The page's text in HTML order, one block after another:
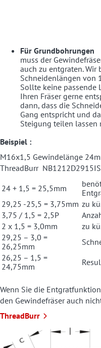
Für Grundbohrungen
muss der
auch zu entgraten. Wir
Schneidenlängen von
Sollte keine passende
Ihren Fräser gerne
dann, dass die
Gang entspricht und
Steigung teilen lassen
Beispiel :
M16x1,5 Gewindelänge
ThreadBurr
24 + 1,5 = 25,5mm
29,25 -25,5 = 3,75mm zu
3,75 / 1,5 = 2,5P
2 x 1,5 = 3,0mm
zu
29,25 – 3,0 =
26,25mm
26,25 – 1,5 =
24,75mm
Wenn Sie die
den Gewindefräser auch
ThreadBurr